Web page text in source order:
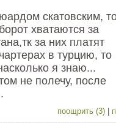
скатовским,
хватаются за
за них платят
в турцию, то
я знаю...
не полечу, после
поощрить (3)